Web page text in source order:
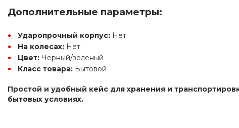
Дополнительные параметры:
Ударопрочный корпус: Нет
На колесах: Нет
Цвет: Черный/зеленый
Класс товара: Бытовой
Простой и удобный кейс для хранения и
бытовых условиях.